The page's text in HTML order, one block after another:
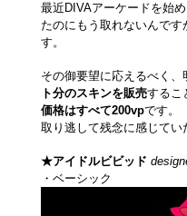
最近DIVAアーケードを始
たのにもう取れないんで
す。
その御要望に応えるべく、
ト分のスキンを販売するこ
価格はすべて200vpです。
取り逃して残念に感じてい
★アイドルビビッド
・ベーシック